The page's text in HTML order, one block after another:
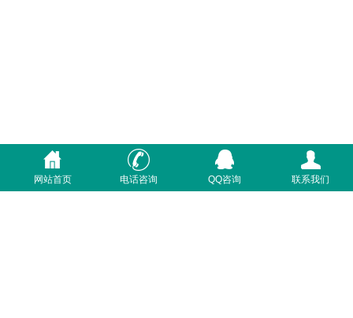
网站首页 电话咨询 QQ咨询 联系我们